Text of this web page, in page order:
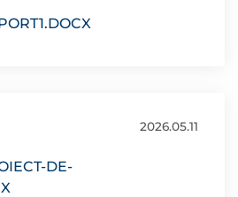
2026.05.11
DE-